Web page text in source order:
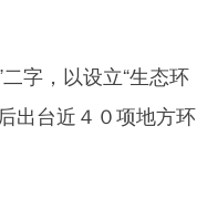
字，以设立“生态环
出台近４０项地方环